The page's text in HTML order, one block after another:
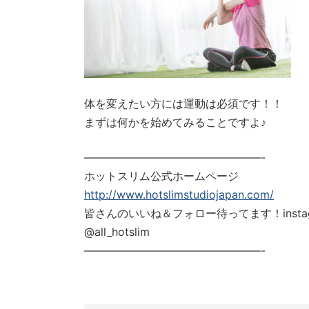
体を変えたい方には運動は必須です！！
まずは何かを始めてみることですよ♪
————————————————-
ホットスリム公式ホームページ
http://www.hotslimstudiojapan.com/
皆さんのいいね＆フォロー待ってます！
@all_hotslim
————————————————-